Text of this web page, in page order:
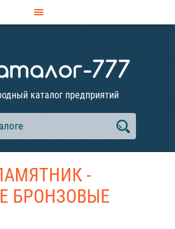
каталог предприятий
-
БРОНЗОВЫЕ